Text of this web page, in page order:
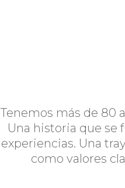
Tenemos más de 80
Una historia que se
experiencias. Una
como valores